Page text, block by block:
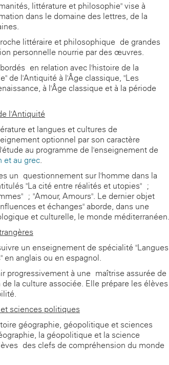
littérature et philosophie" vise à
dans le domaine des lettres, de la
littéraire et philosophique de grandes
personnelle nourrie par des œuvres.
en relation avec l'histoire de la
de l'Antiquité à l'Âge classique, "Les
à l'Âge classique et à la période
l'Antiquité
et langues et cultures de
optionnel par son caractère
au programme de l'enseignement de
et au grec
un questionnement sur l'homme dans la
"La cité entre réalités et utopies" ;
; "Amour, Amours". Le dernier objet
et échanges" aborde, dans une
et culturelle, le monde méditerranéen.
un enseignement de spécialité "Langues
anglais ou en espagnol.
progressivement à une maîtrise assurée de
la culture associée. Elle prépare les élèves
sciences politiques
géographie, géopolitique et sciences
la géopolitique et la science
des clefs de compréhension du monde